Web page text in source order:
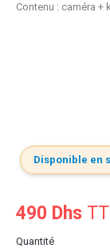
Contenu : caméra
Disponible en
490 Dhs
Quantité